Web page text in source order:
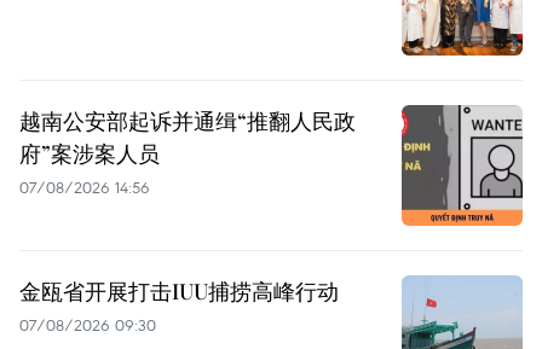
越南公安部起诉并通缉“推翻人民政
府”案涉案人员
07/08/2026 14:56
金瓯省开展打击IUU捕捞高峰行动
07/08/2026 09:30